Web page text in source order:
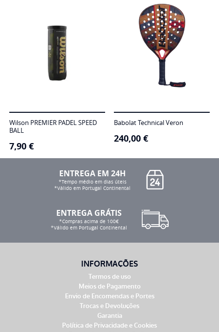
Wilson PREMIER PADEL SPEED
BALL
7,90 €
Babolat Technical Veron
240,00 €
ENTREGA EM 24H
*Tempo médio em dias úteis
*Válido em Portugal Continental
ENTREGA GRÁTIS
*Compras acima de 100€
*Válido em Portugal Continental
INFORMAÇÕES
Termos de uso
Meios de Pagamento
Envio de Encomendas e Portes
Trocas e Devoluções
Garantia
Política de Privacidade e Cookies